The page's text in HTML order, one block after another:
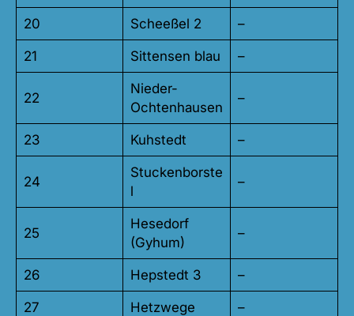
20 Scheeßel 2 –
21 Sittensen blau –
22
Nieder-
Ochtenhausen
–
23 Kuhstedt –
24
Stuckenborste
l
–
25
Hesedorf
(Gyhum)
–
26 Hepstedt 3 –
27 Hetzwege –